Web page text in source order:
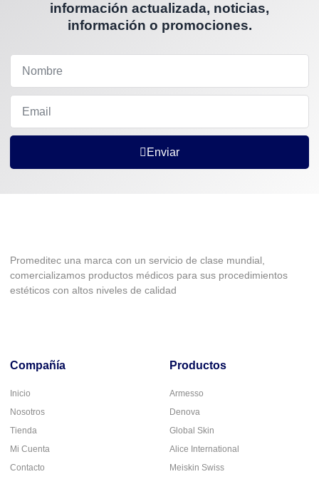
información actualizada, noticias,
información o promociones.
Enviar
Promeditec una marca con un servicio de clase mundial,
comercializamos productos médicos para sus procedimientos
estéticos con altos niveles de calidad
Compañía
Inicio
Nosotros
Tienda
Mi Cuenta
Contacto
Productos
Armesso
Denova
Global Skin
Alice International
Meiskin Swiss